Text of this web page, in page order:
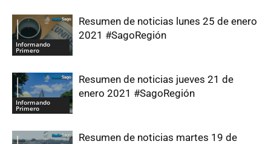
Informando
Primero
Resumen de noticias lunes 25 de enero
2021 #SagoRegión
Informando
Primero
Resumen de noticias jueves 21 de
enero 2021 #SagoRegión
Resumen de noticias martes 19 de